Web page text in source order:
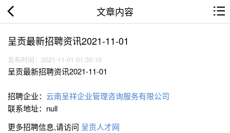
文章内容
呈贡最新招聘资讯2021-11-01
发布时间：2021-11-01 01:30:15
呈贡最新招聘资讯2021-11-01
招聘企业： 云南呈祥企业管理咨询服务有限公司
联系地址：null
更多招聘信息,请访问 呈贡人才网